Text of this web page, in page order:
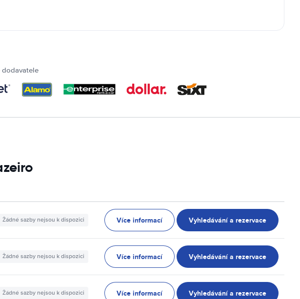
dodavatele
Žádné sazby nejsou k dispozici Více informací Vyhledávání a rezervace
Žádné sazby nejsou k dispozici Více informací Vyhledávání a rezervace
Žádné sazby nejsou k dispozici Více informací Vyhledávání a rezervace